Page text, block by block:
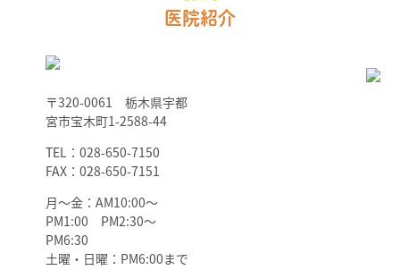
医院紹介
〒320-0061 栃木県宇都
宮市宝木町1-2588-44
TEL：028-650-7150
FAX：028-650-7151
月～金：AM10:00～
PM1:00 PM2:30～
PM6:30
土曜・日曜：PM6:00まで